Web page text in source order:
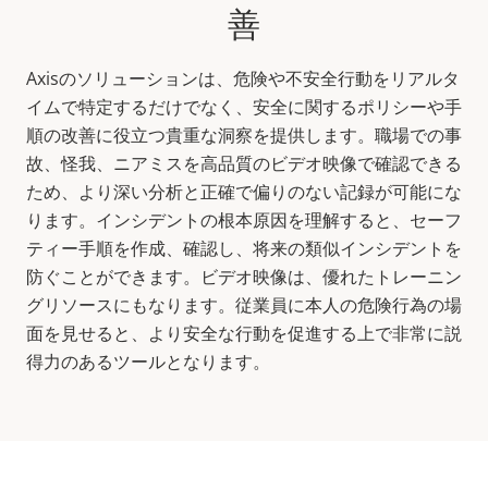
善
Axisのソリューションは、危険や不安全行動をリアルタ
イムで特定するだけでなく、安全に関するポリシーや手
順の改善に役立つ貴重な洞察を提供します。職場での事
故、怪我、ニアミスを高品質のビデオ映像で確認できる
ため、より深い分析と正確で偏りのない記録が可能にな
ります。インシデントの根本原因を理解すると、セーフ
ティー手順を作成、確認し、将来の類似インシデントを
防ぐことができます。ビデオ映像は、優れたトレーニン
グリソースにもなります。従業員に本人の危険行為の場
面を見せると、より安全な行動を促進する上で非常に説
得力のあるツールとなります。